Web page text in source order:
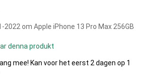
om Apple iPhone 13 Pro Max 256GB
denna produkt
mee! Kan voor het eerst 2 dagen op 1